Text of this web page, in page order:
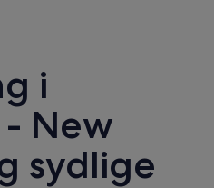
i
New
sydlige